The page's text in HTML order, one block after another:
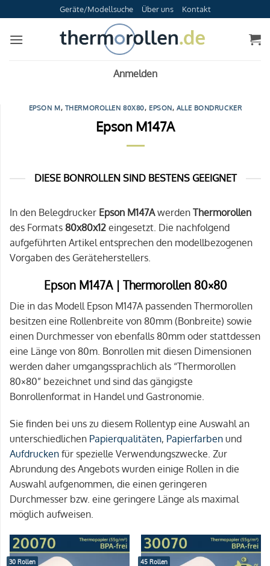
Inhalt
springen
Geräte/Modellsuche Über uns Kontakt
Anmelden
EPSON M, THERMOROLLEN 80X80, EPSON, ALLE BONDRUCKER
Epson M147A
DIESE BONROLLEN SIND BESTENS GEEIGNET
In den Belegdrucker Epson M147Awerden Thermorollen
des Formats 80x80x12 eingesetzt. Die nachfolgend
aufgeführten Artikel entsprechen den modellbezogenen
Vorgaben des Geräteherstellers.
Epson M147A | Thermorollen 80×80
Die in das Modell Epson M147A passenden Thermorollen
besitzen eine Rollenbreite von 80mm (Bonbreite) sowie
einen Durchmesser von ebenfalls 80mm oder stattdessen
eine Länge von 80m. Bonrollen mit diesen Dimensionen
werden daher umgangssprachlich als “Thermorollen
80×80” bezeichnet und sind das gängigste
Bonrollenformat in Handel und Gastronomie.
Sie finden bei uns zu diesem Rollentyp eine Auswahl an
unterschiedlichen Papierqualitäten, Papierfarben und
Aufdrucken für spezielle Verwendungszwecke. Zur
Abrundung des Angebots wurden einige Rollen in die
Auswahl aufgenommen, die einen geringeren
Durchmesser bzw. eine geringere Länge als maximal
möglich aufweisen.
30 Rollen 45 Rollen